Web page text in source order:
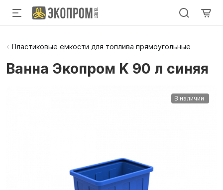
Пластиковые емкости для топлива прямоугольные
Ванна Экопром K 90 л синяя
В наличии